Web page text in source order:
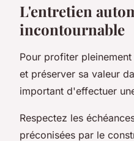
L'entretien
incontournable
Pour profiter
et préserver sa valeur
important d'effectuer
Respectez les
préconisées par le